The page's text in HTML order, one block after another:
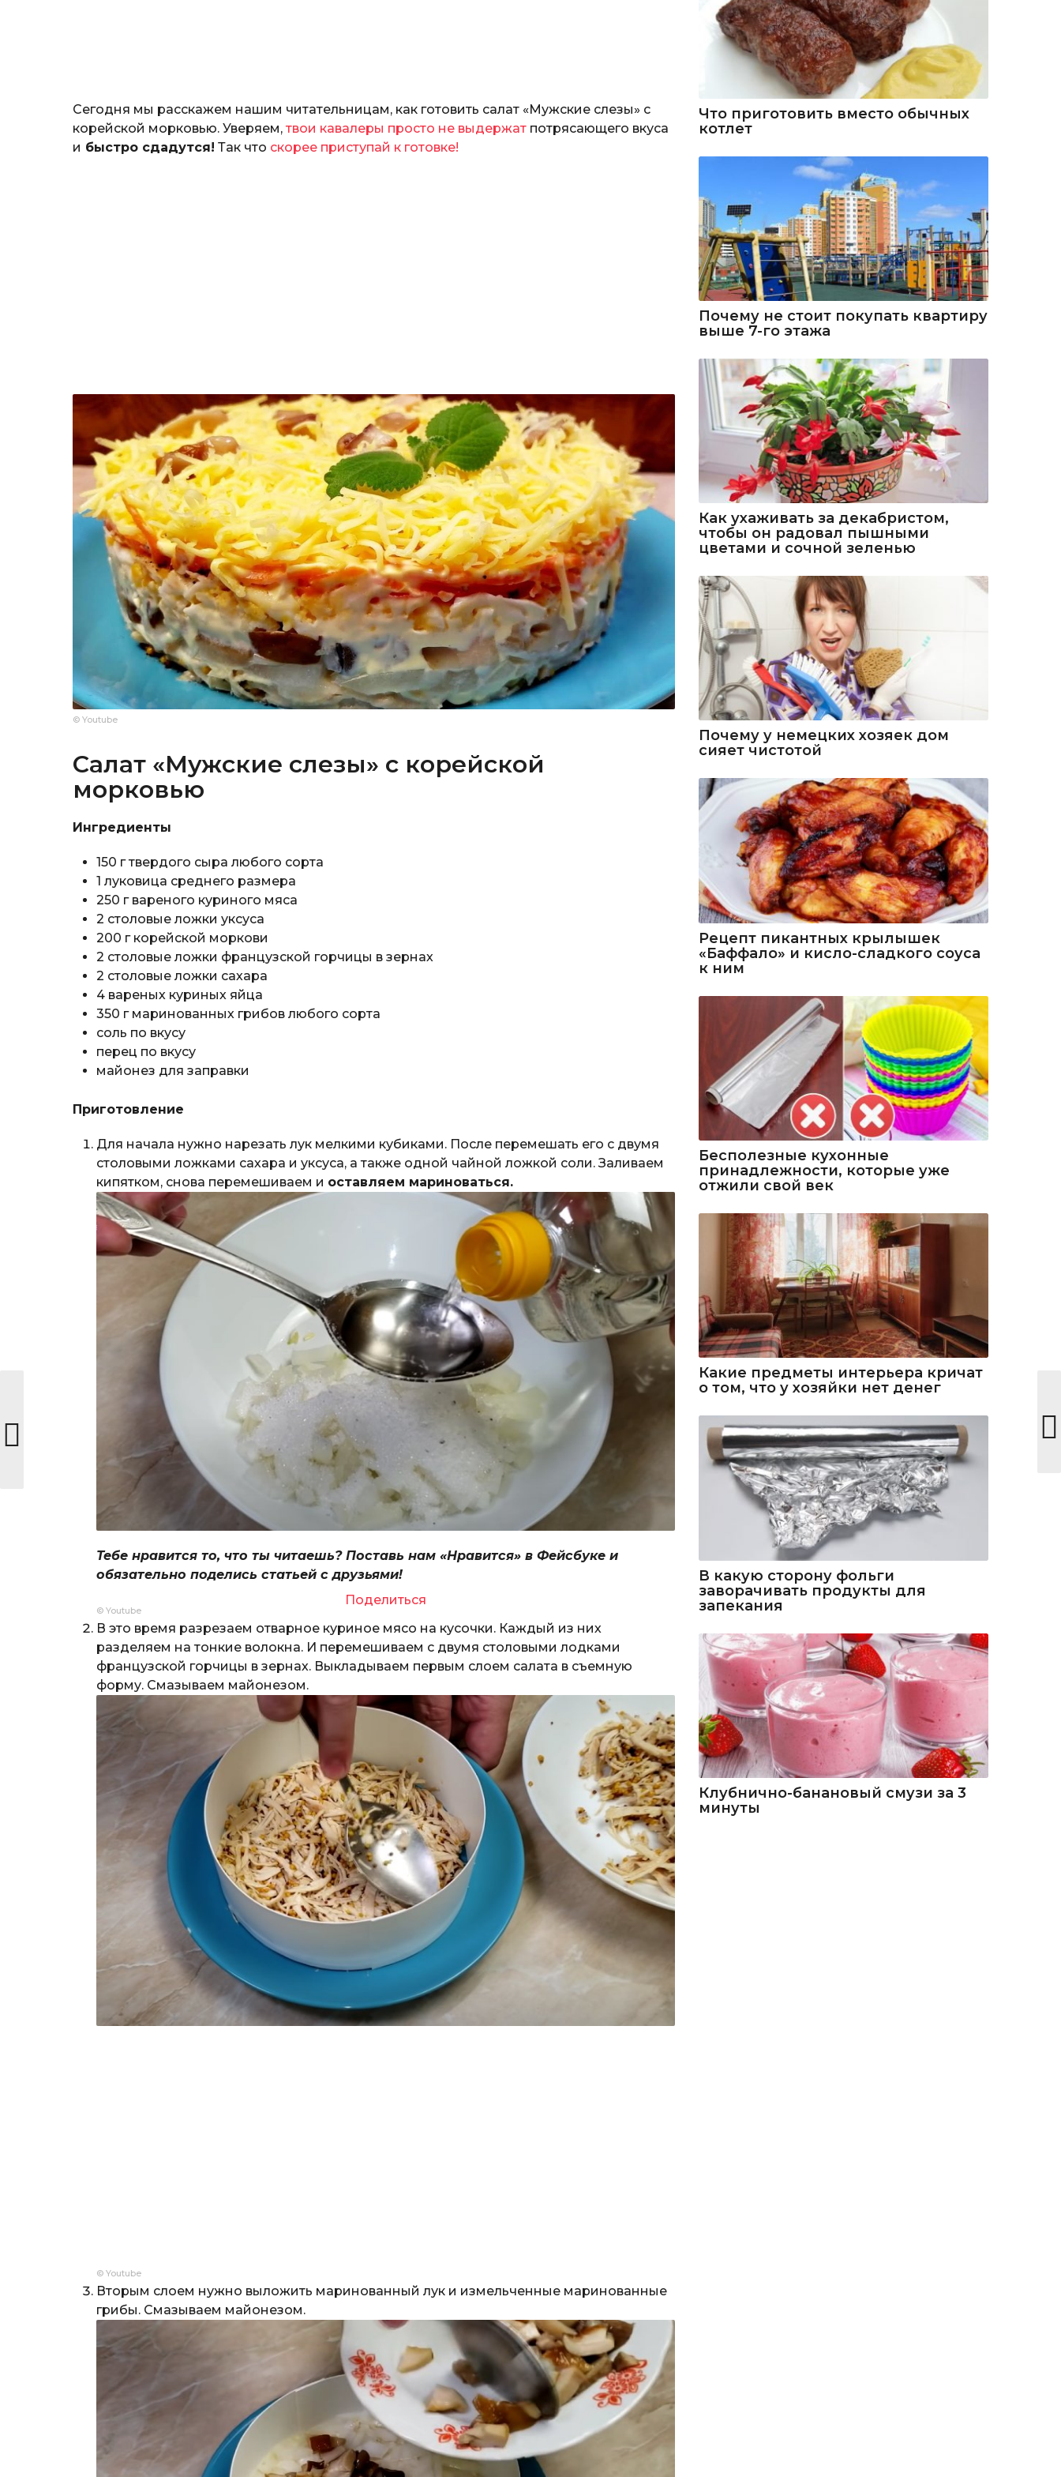
Сегодня мы расскажем нашим читательницам, как готовить салат «Мужские слезы» с
корейской морковью. Уверяем, твои кавалеры просто не выдержат потрясающего вкуса
и быстро сдадутся! Так что скорее приступай к готовке!
© Youtube
Салат «Мужские слезы» с корейской
морковью
Ингредиенты
150 г твердого сыра любого сорта
1 луковица среднего размера
250 г вареного куриного мяса
2 столовые ложки уксуса
200 г корейской моркови
2 столовые ложки французской горчицы в зернах
2 столовые ложки сахара
4 вареных куриных яйца
350 г маринованных грибов любого сорта
соль по вкусу
перец по вкусу
майонез для заправки
Приготовление
Для начала нужно нарезать лук мелкими кубиками. После перемешать его с двумя
столовыми ложками сахара и уксуса, а также одной чайной ложкой соли. Заливаем
кипятком, снова перемешиваем и оставляем мариноваться.
Тебе нравится то, что ты читаешь? Поставь нам «Нравится» в Фейсбуке и
обязательно поделись статьей с друзьями!
Поделиться
© Youtube
В это время разрезаем отварное куриное мясо на кусочки. Каждый из них
разделяем на тонкие волокна. И перемешиваем с двумя столовыми лодками
французской горчицы в зернах. Выкладываем первым слоем салата в съемную
форму. Смазываем майонезом.
© Youtube
Вторым слоем нужно выложить маринованный лук и измельченные маринованные
грибы. Смазываем майонезом.
Что приготовить вместо обычных
котлет
Почему не стоит покупать квартиру
выше 7-го этажа
Как ухаживать за декабристом,
чтобы он радовал пышными
цветами и сочной зеленью
Почему у немецких хозяек дом
сияет чистотой
Рецепт пикантных крылышек
«Баффало» и кисло-сладкого соуса
к ним
Бесполезные кухонные
принадлежности, которые уже
отжили свой век
Какие предметы интерьера кричат
о том, что у хозяйки нет денег
В какую сторону фольги
заворачивать продукты для
запекания
Клубнично-банановый смузи за 3
минуты